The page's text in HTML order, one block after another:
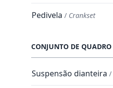
Pedivela / Crankset
CONJUNTO DE QUADRO
Suspensão dianteira /